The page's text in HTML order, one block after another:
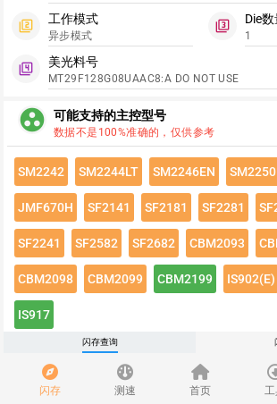
闪存 测速 首页
filter_2
工作模式
异步模式
filter_3
Die
1
filter_4
美光料号
MT29F128G08UAAC8:A DO NOT USE
group_work 可能支持的主控型号
数据不是100%准确的，仅供参考
SM2242 SM2244LT SM2246EN SM2250
JMF670H SF2141 SF2181 SF2281
SF2241 SF2582 SF2682 CBM2093
CBM2098 CBM2099 CBM2199 IS902(E)
IS917
点击绿色按钮有惊喜哦~
闪存速度
闪存查询